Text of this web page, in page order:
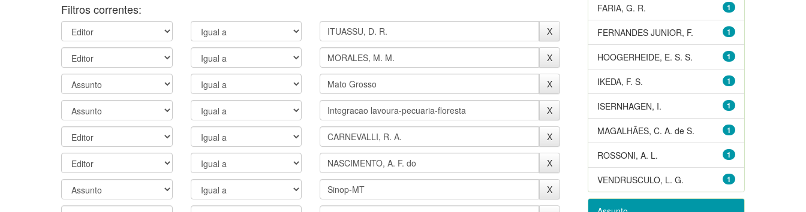
Filtros correntes: 1
FARIA, G. R.
1
FERNANDES JUNIOR, F.
1
HOOGERHEIDE, E. S. S.
1
IKEDA, F. S.
1
ISERNHAGEN, I.
1
MAGALHÃES, C. A. de S.
1
ROSSONI, A. L.
1
VENDRUSCULO, L. G.